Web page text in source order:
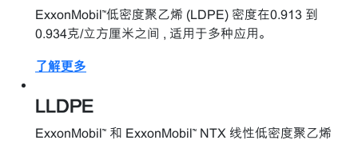
ExxonMobil™低密度聚乙烯 (LDPE) 密度在0.913 到
0.934克/立方厘米之间 , 适用于多种应用。
了解更多
LLDPE
ExxonMobil™ 和 ExxonMobil™ NTX 线性低密度聚乙烯